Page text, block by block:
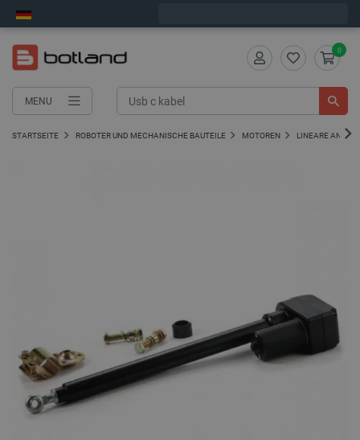
MENU
0
STARTSEITE ROBOTER UND MECHANISCHE BAUTEILE MOTOREN LINEARE